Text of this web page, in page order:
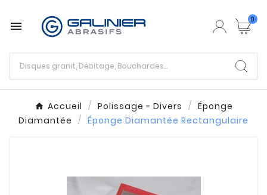
 0
Accueil Polissage - Divers
Éponge
Diamantée
Éponge Diamantée Rectangulaire